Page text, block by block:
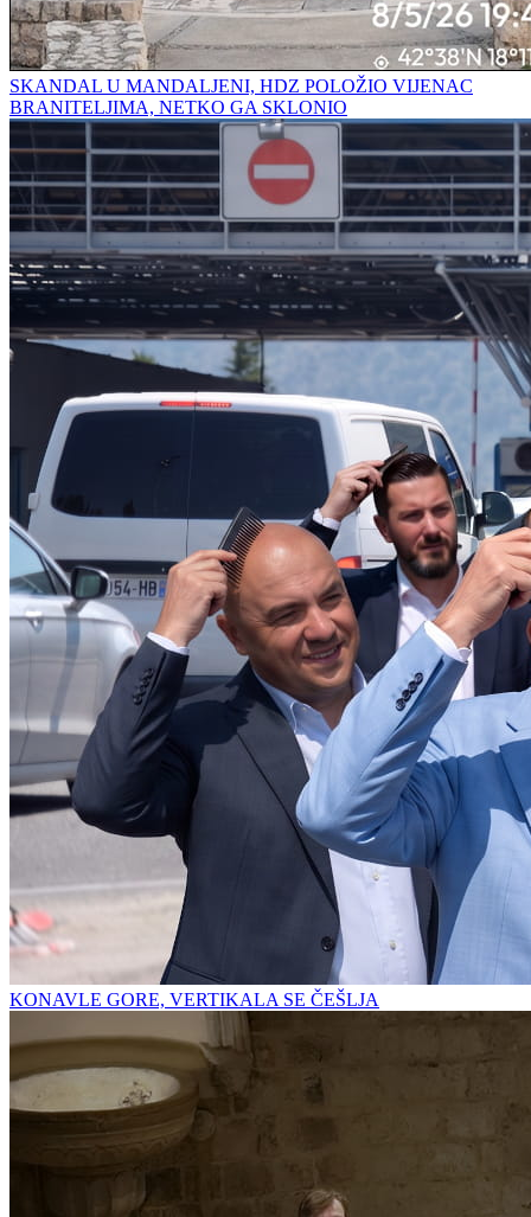
SKANDAL U MANDALJENI, HDZ POLOŽIO VIJENAC
BRANITELJIMA, NETKO GA SKLONIO
KONAVLE GORE, VERTIKALA SE ČEŠLJA